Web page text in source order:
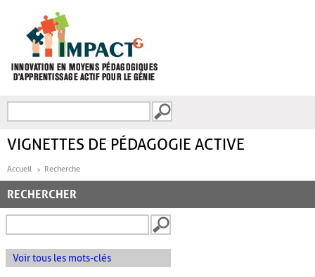
FORMULAIRE DE
VIGNETTES DE PÉDAGOGIE ACTIVE
Accueil Recherche
RECHERCHER
Voir tous les mots-clés